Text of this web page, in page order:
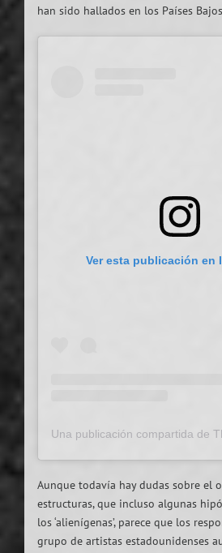
han sido hallados en los Países
Ver esta publicación en
Aunque todavía hay dudas sobre el
estructuras, que incluso algunas
los ‘alienígenas’, parece que los
grupo de artistas estadounidenses